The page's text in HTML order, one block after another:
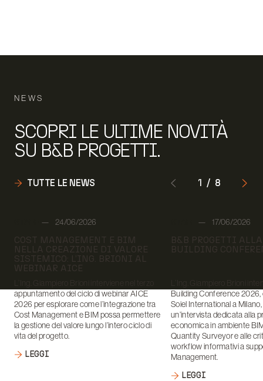
NEWS
SCOPRI LE ULTIME NOVITÀ
SU B&B PROGETTI.
TUTTE LE NEWS 1 / 8
24/06/2026
COST MANAGEMENT E BIM
NELLA CREAZIONE DI VALORE
SISTEMICO: L’ING. BRIONI AL
WEBINAR AICE
appuntamento del ciclo di webinar AICE
2026 per esplorare come l’integrazione tra
Cost Management e BIM possa permettere
la gestione del valore lungo l’intero ciclo di
vita del progetto.
LEGGI
17/06/2026
B&B PROGETTI
BUILDING
Building Conference
Soiel International a
un’intervista dedicata alla
economica in ambiente
Quantity Surveyor e alle
workflow informativi a
Management.
LEGGI